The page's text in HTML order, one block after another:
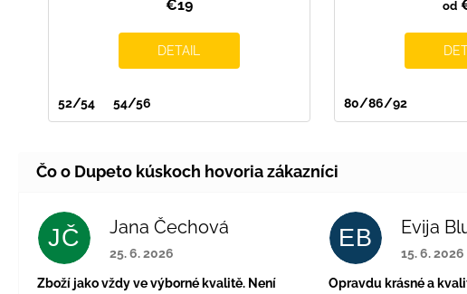
€19
DETAIL
52/54 54/56
od
80/86/92
JČ Jana Čechová
Hodnotenie obchodu je 5 z 5 hviezdičiek.
25. 6. 2026
Zboží jako vždy ve výborné kvalitě. Není
EB Evija
15. 6. 2026
Opravdu krásné a